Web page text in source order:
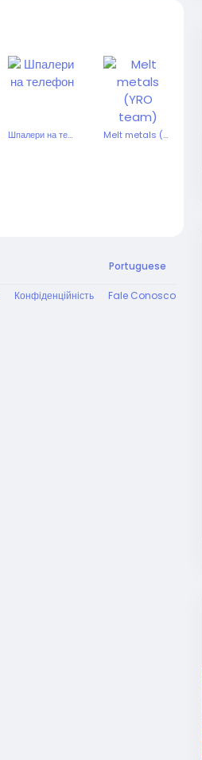
Шпалери на телефон Melt metals (YRO team)
Portuguese
Конфіденційність
Fale Conosco